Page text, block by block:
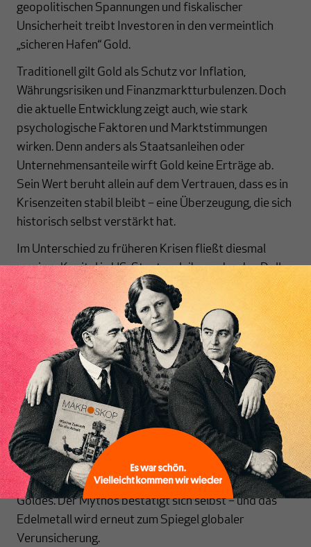
Inhaltsverzeichnis
geopolitischen Spannungen und fiskalischer
Unsicherheit treibt Investoren in den vermeintlich
„sicheren Hafen“ Gold.
Traditionell gilt Gold als Schutz vor Inflation,
Währungsrisiken und Finanzmarktturbulenzen. Doch
die aktuelle Entwicklung zeigt auch, wie stark
psychologische Faktoren und Marktstimmungen
wirken. Denn anders als Staatsanleihen oder
Unternehmensanteile wirft Gold keine Erträge ab.
Sein Wert beruht allein auf dem Vertrauen, dass es in
Krisenzeiten stabil bleibt – eine Überzeugung, die sich
historisch selbst verstärkt hat.
Im Unterschied zu früheren Krisen fließt diesmal
weniger Kapital in US-Staatsanleihen oder den Dollar.
Unter Präsident Trump gelten die USA selbst als
unsicherer Akteur. Damit verliert der Dollar, sonst
traditionell Zufluchtswährung, an Attraktivität.
Anleger suchen Alternativen – und stoßen auf das
Edelmetall, das schon in der Ölkrise der 1970er Jahre,
während der Finanzkrise 2008 und zu Beginn der
Corona-Pandemie neue Höchststände erreichte.
Die aktuelle Goldrally ist also weniger Ausdruck
fundamentaler Knappheit als einer kollektiven
Risikoabwägung: Je stärker die Märkte schwanken,
desto fester hält sich der Glaube an die Stabilität des
Goldes. Der Mythos bestätigt sich selbst – und das
Edelmetall wird erneut zum Spiegel globaler
Verunsicherung.